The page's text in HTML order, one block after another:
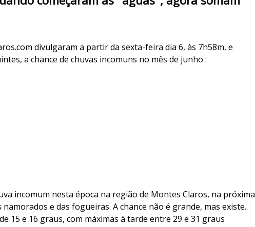
divulgaram a partir da sexta-feira dia 6, às 7h58m, e
a chance de chuvas incomuns no mês de junho :
incomum nesta época na região de Montes Claros, na próxima
e das fogueiras. A chance não é grande, mas existe.
15 e 16 graus, com máximas à tarde entre 29 e 31 graus